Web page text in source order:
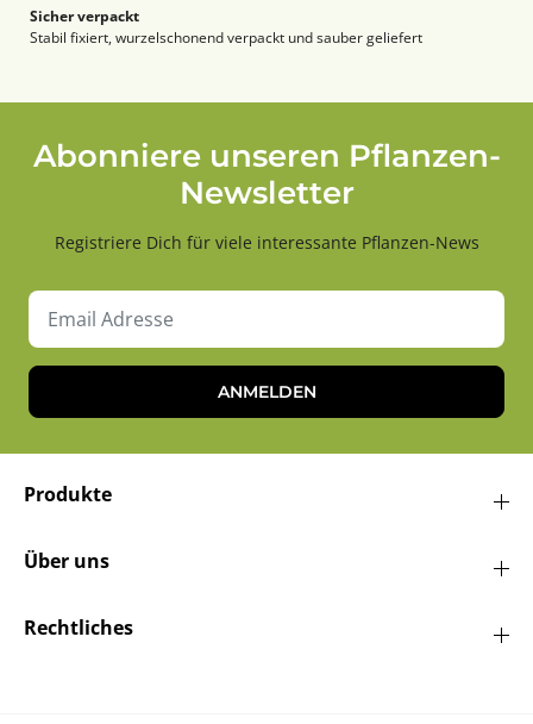
Sicher verpackt
Stabil fixiert, wurzelschonend verpackt und sauber geliefert
Abonniere unseren Pflanzen-
Newsletter
Registriere Dich für viele interessante Pflanzen-News
ANMELDEN
Produkte
Über uns
Rechtliches